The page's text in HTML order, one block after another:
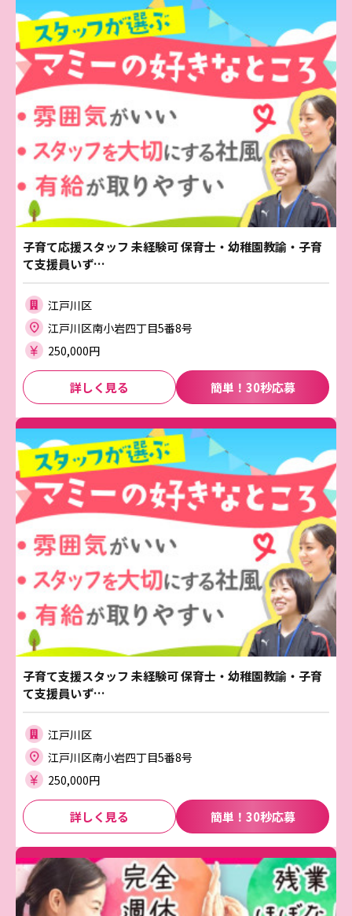
子育て応援スタッフ 未経験可 保育士・幼稚園教諭・子育
て支援員いず…
江戸川区
江戸川区南小岩四丁目5番8号
250,000円
詳しく見る 簡単！30秒応募
子育て支援スタッフ 未経験可 保育士・幼稚園教諭・子育
て支援員いず…
江戸川区
江戸川区南小岩四丁目5番8号
250,000円
詳しく見る 簡単！30秒応募